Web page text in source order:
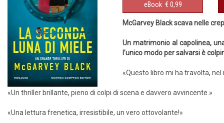
eBook € 0,99
McGarvey Black scava nelle
Un matrimonio al capolinea,
l’unico modo per salvarsi è
«Questo libro mi ha travolta,
«Un thriller brillante, pieno di colpi di scena e davvero avvincente.»
«Una lettura frenetica, irresistibile, un vero ottovolante!»